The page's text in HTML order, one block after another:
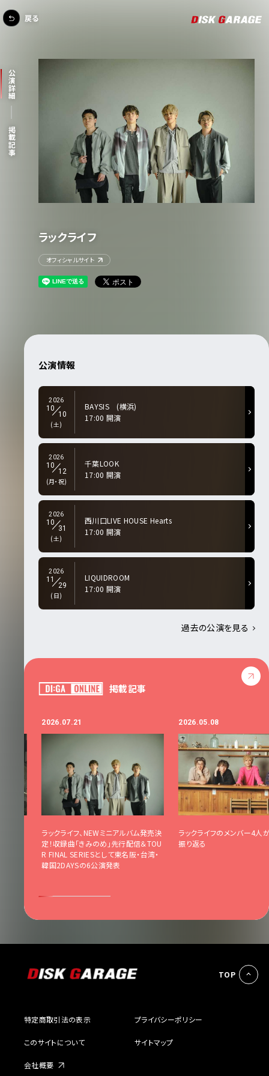
公演詳細
掲載記事
ラックライフ
オフィシャルサイト
公演情報
2026
10
10
(土)
BAYSIS (横浜)
17:00 開演
2026
10
12
(月・祝)
千葉LOOK
17:00 開演
2026
10
31
(土)
西川口LIVE HOUSE Hearts
17:00 開演
2026
11
29
(日)
LIQUIDROOM
17:00 開演
過去の公演を見る
掲載記事
2026.07.21
ラックライフ、NEWミニアルバム発売決
定！収録曲「きみのめ」先行配信＆TOU
R FINAL SERIESとして東名阪・台湾・
韓国2DAYSの6公演発表
2026.05.08
ラックライフのメンバー4人
振り返る
戻る
TOP
特定商取引法の表示 プライバシーポリシー
このサイトについて サイトマップ
会社概要